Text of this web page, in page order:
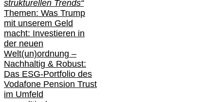
strukturellen Trends“
Themen: Was Trump
mit unserem Geld
macht: Investieren in
der neuen
Welt(un)ordnung –
Nachhaltig & Robust:
Das ESG-Portfolio des
Vodafone Pension Trust
im Umfeld